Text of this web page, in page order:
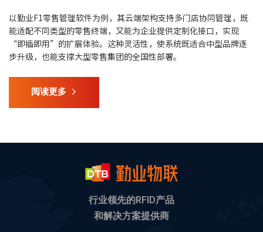
以勤业F1零售管理软件为例，其云端架构支持多门店协同管理，既
能适配不同类型的零售终端，又能为企业提供定制化接口，实现
“即插即用”的扩展体验。这种灵活性，使系统既适合中型品牌逐
步升级，也能支撑大型零售集团的全国性部署。
阅读更多
行业领先的RFID产品
和解决方案提供商